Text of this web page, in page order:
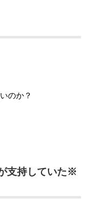
のか？
支持していた※